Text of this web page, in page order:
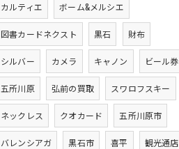
カルティエ ボーム&メルシエ
図書カードネクスト 黒石 財布
シルバー カメラ キャノン ビール券
五所川原 弘前の買取 スワロフスキー
ネックレス クオカード 五所川原市
バレンシアガ 黒石市 喜平 観光通店